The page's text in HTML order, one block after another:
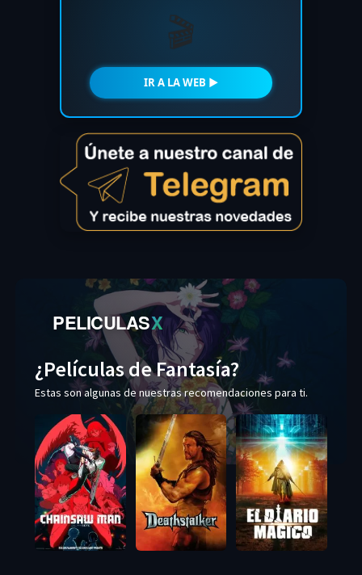
🎬
IR A LA WEB ►
PELICULASX
¿Películas de Fantasía?
Estas son algunas de nuestras recomendaciones para ti.